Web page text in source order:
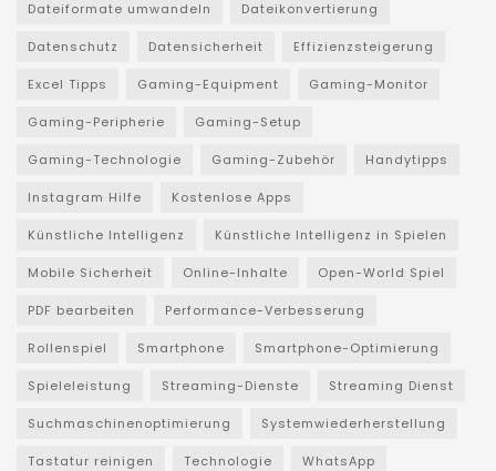
Dateiformate umwandeln Dateikonvertierung
Datenschutz Datensicherheit Effizienzsteigerung
Excel Tipps Gaming-Equipment Gaming-Monitor
Gaming-Peripherie Gaming-Setup
Gaming-Technologie Gaming-Zubehör Handytipps
Instagram Hilfe Kostenlose Apps
Künstliche Intelligenz Künstliche Intelligenz in Spielen
Mobile Sicherheit Online-Inhalte Open-World Spiel
PDF bearbeiten Performance-Verbesserung
Rollenspiel Smartphone Smartphone-Optimierung
Spieleleistung Streaming-Dienste Streaming Dienst
Suchmaschinenoptimierung Systemwiederherstellung
Tastatur reinigen Technologie WhatsApp